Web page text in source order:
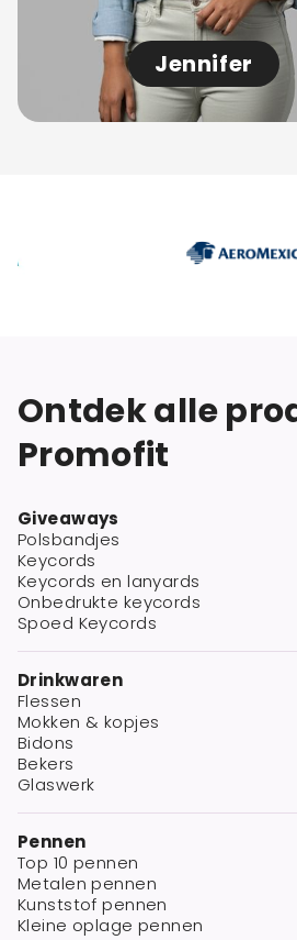
Jennifer
Ontdek alle
Promofit
Giveaways
Polsbandjes
Keycords
Keycords en lanyards
Onbedrukte keycords
Spoed Keycords
Drinkwaren
Flessen
Mokken & kopjes
Bidons
Bekers
Glaswerk
Pennen
Top 10 pennen
Metalen pennen
Kunststof pennen
Kleine oplage pennen